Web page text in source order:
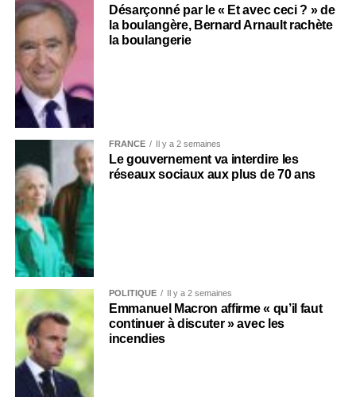
Désarçonné par le « Et avec ceci ? » de
la boulangère, Bernard Arnault rachète
la boulangerie
FRANCE Il y a 2 semaines
Le gouvernement va interdire les
réseaux sociaux aux plus de 70 ans
POLITIQUE Il y a 2 semaines
Emmanuel Macron affirme « qu’il faut
continuer à discuter » avec les
incendies